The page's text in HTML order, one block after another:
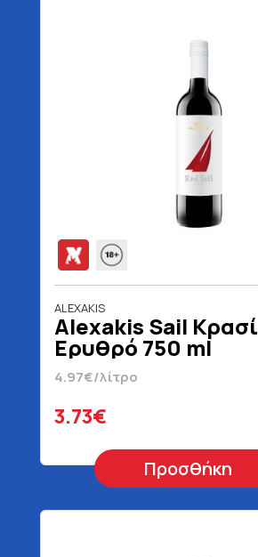
ALEXAKIS
Alexakis Sail Κρασί
Ερυθρό 750 ml
4.97€/λίτρο
3.73€
Προσθήκη